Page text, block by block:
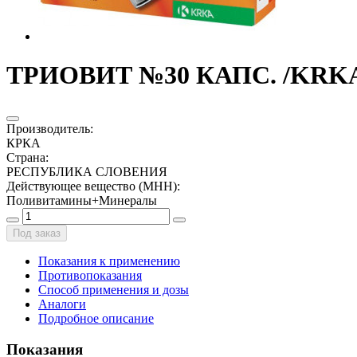
ТРИОВИТ №30 КАПС. /
Производитель:
КРКА
Страна:
РЕСПУБЛИКА СЛОВЕНИЯ
Действующее вещество (МНН):
Поливитамины+Минералы
Под заказ
Показания к применению
Противопоказания
Способ применения и дозы
Аналоги
Подробное описание
Показания